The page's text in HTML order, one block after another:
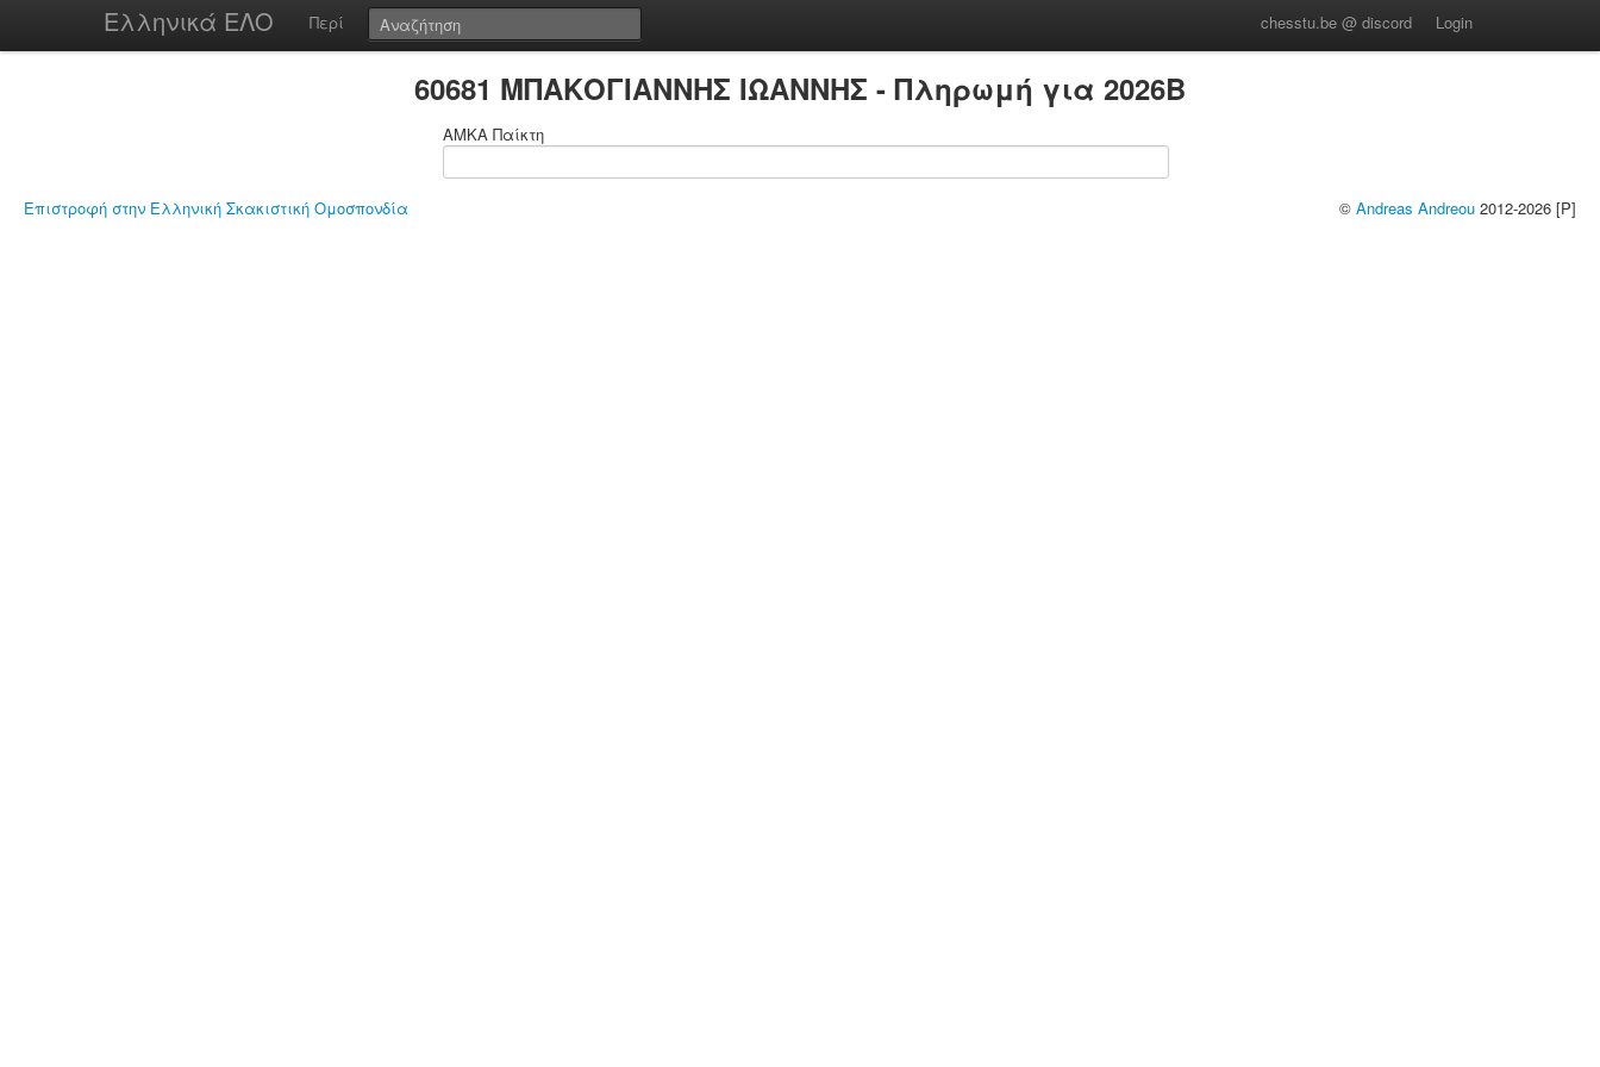
Ελληνικά ΕΛΟ Περί chesstu.be @ discord Login
60681 ΜΠΑΚΟΓΙΑΝΝΗΣ ΙΩΑΝΝΗΣ - Πληρωμή για 2026B
ΑΜΚΑ Παίκτη
Επιστροφή στην Ελληνική Σκακιστική Ομοσπονδία © Andreas Andreou 2012-2026 [P]